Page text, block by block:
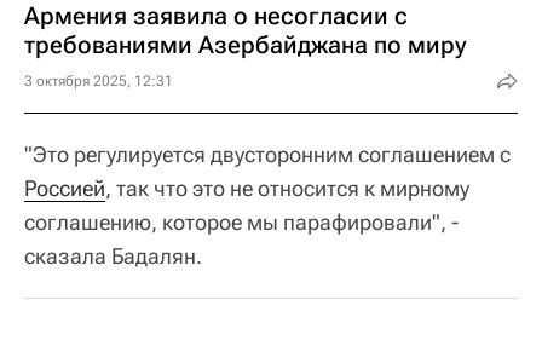
Армения заявила о несогласии с
требованиями Азербайджана по миру
3 октября 2025, 12:31
"Это регулируется двусторонним соглашением с
Россией, так что это не относится к мирному
соглашению, которое мы парафировали", -
сказала Бадалян.